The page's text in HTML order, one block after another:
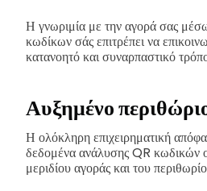
Η γνωριμία με την αγορά σας
κωδίκων σάς επιτρέπει να
κατανοητό και συναρπαστικό
Αυξημένο
Η ολόκληρη επιχειρηματική
δεδομένα ανάλυσης QR κωδικών
μεριδίου αγοράς και του